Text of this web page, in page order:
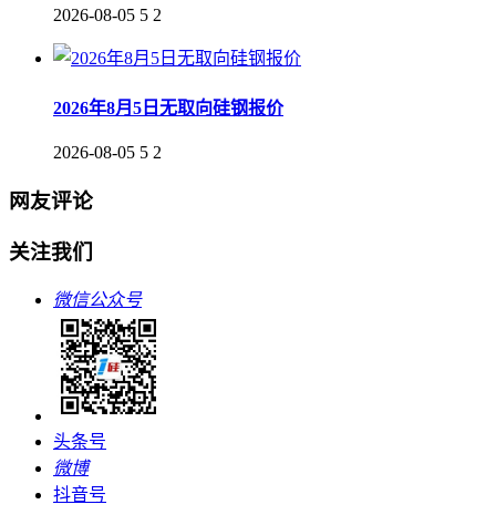
2026-08-05 5 2
2026年8月5日无取向硅钢报价
2026-08-05 5 2
网友评论
关注我们
微信公众号
头条号
微博
抖音号